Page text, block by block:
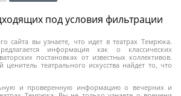
сайта вы узнаете, что идет в театрах Темрюка.
информация как о классических
постановках от известных коллективов.
ценитель театрального искусства найдет то, что
и проверенную информацию о вечерних и
под условия фильтрации